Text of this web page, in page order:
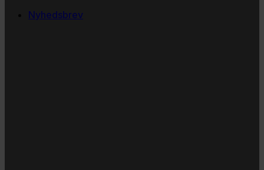
Nyhedsbrev